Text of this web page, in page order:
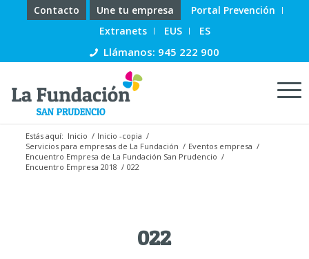
Contacto Une tu empresa
Portal Prevención
Extranets
EUS ES
Llámanos: 945 222 900
Estás aquí: Inicio / Inicio -copia /
Servicios para empresas de La Fundación / Eventos empresa /
Encuentro Empresa de La Fundación San Prudencio /
Encuentro Empresa 2018 / 022
022